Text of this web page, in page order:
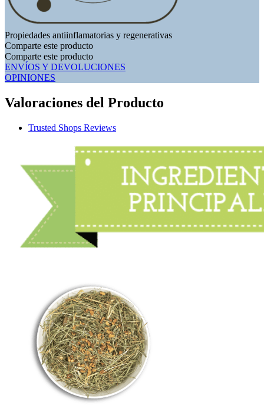
Propiedades antiinflamatorias y regenerativas
Comparte este producto
Comparte este producto
ENVÍOS Y DEVOLUCIONES
OPINIONES
Valoraciones del Producto
Trusted Shops Reviews